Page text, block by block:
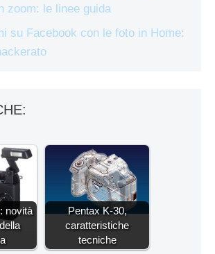
zoom: le linee guida
su Facebook con le foto in Home:
novità
Pentax K-30,
caratteristiche
tecniche